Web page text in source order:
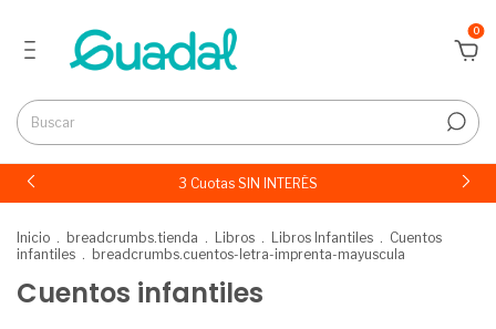
0
3 Cuotas SIN INTERÉS
Inicio . breadcrumbs.tienda . Libros . Libros Infantiles . Cuentos
infantiles . breadcrumbs.cuentos-letra-imprenta-mayuscula
Cuentos infantiles